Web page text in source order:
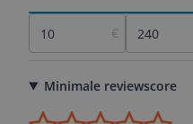
€
Minimale reviewscore